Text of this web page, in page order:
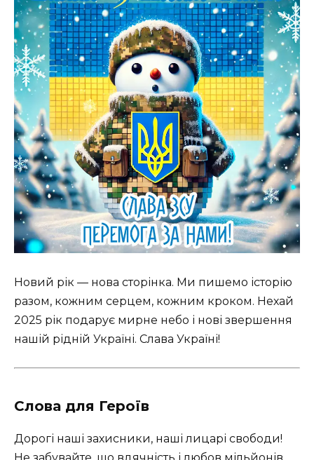
Новий рік — нова сторінка. Ми пишемо історію
разом, кожним серцем, кожним кроком. Нехай
2025 рік подарує мирне небо і нові звершення
нашій рідній Україні. Слава Україні!
Слова для Героїв
Дорогі наші захисники, наші лицарі свободи!